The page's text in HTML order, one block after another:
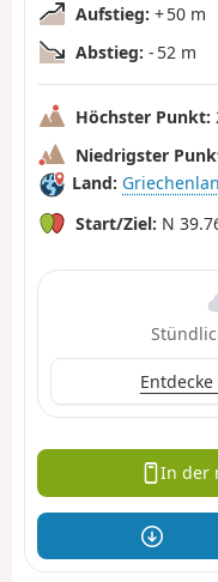
Aufstieg: + 50 m
Abstieg: - 52 m
Höchster Punkt:
Niedrigster
Land:
Start/Ziel: N
In der